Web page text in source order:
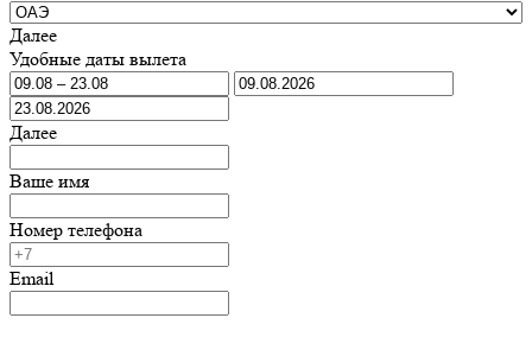
Далее
Удобные даты вылета
Далее
Ваше имя
Номер телефона
Email